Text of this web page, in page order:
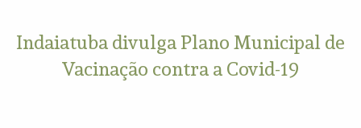
Indaiatuba divulga Plano Municipal de
Vacinação contra a Covid-19